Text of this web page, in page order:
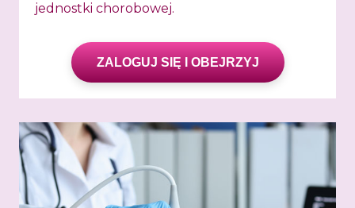
jednostki chorobowej.
ZALOGUJ SIĘ I OBEJRZYJ